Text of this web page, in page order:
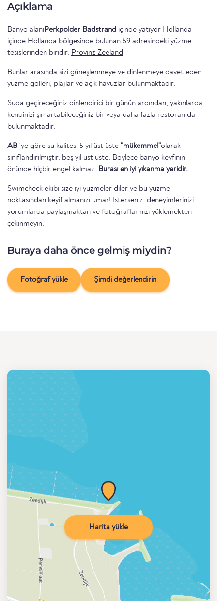
Açıklama
Banyo alanıPerkpolder Badstrand içinde yatıyor Hollanda
içinde Hollanda bölgesinde bulunan 59 adresindeki yüzme
tesislerinden biridir. Provinz Zeeland.
Bunlar arasında sizi güneşlenmeye ve dinlenmeye davet eden
yüzme gölleri, plajlar ve açık havuzlar bulunmaktadır.
Suda geçireceğiniz dinlendirici bir günün ardından, yakınlarda
kendinizi şımartabileceğiniz bir veya daha fazla restoran da
bulunmaktadır.
AB 'ye göre su kalitesi 5 yıl üst üste "mükemmel"olarak
sınıflandırılmıştır. beş yıl üst üste. Böylece banyo keyfinin
önünde hiçbir engel kalmaz. Burası en iyi yıkanma yeridir.
Swimcheck ekibi size iyi yüzmeler diler ve bu yüzme
noktasından keyif almanızı umar! İsterseniz, deneyimlerinizi
yorumlarda paylaşmaktan ve fotoğraflarınızı yüklemekten
çekinmeyin.
Buraya daha önce gelmiş miydin?
Fotoğraf yükle Şimdi değerlendirin
Harita yükle